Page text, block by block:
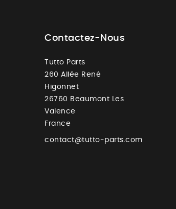
Contactez-Nous
Tutto Parts
260 Allée René
Higonnet
26760 Beaumont Les
Valence
France
contact@tutto-parts.com